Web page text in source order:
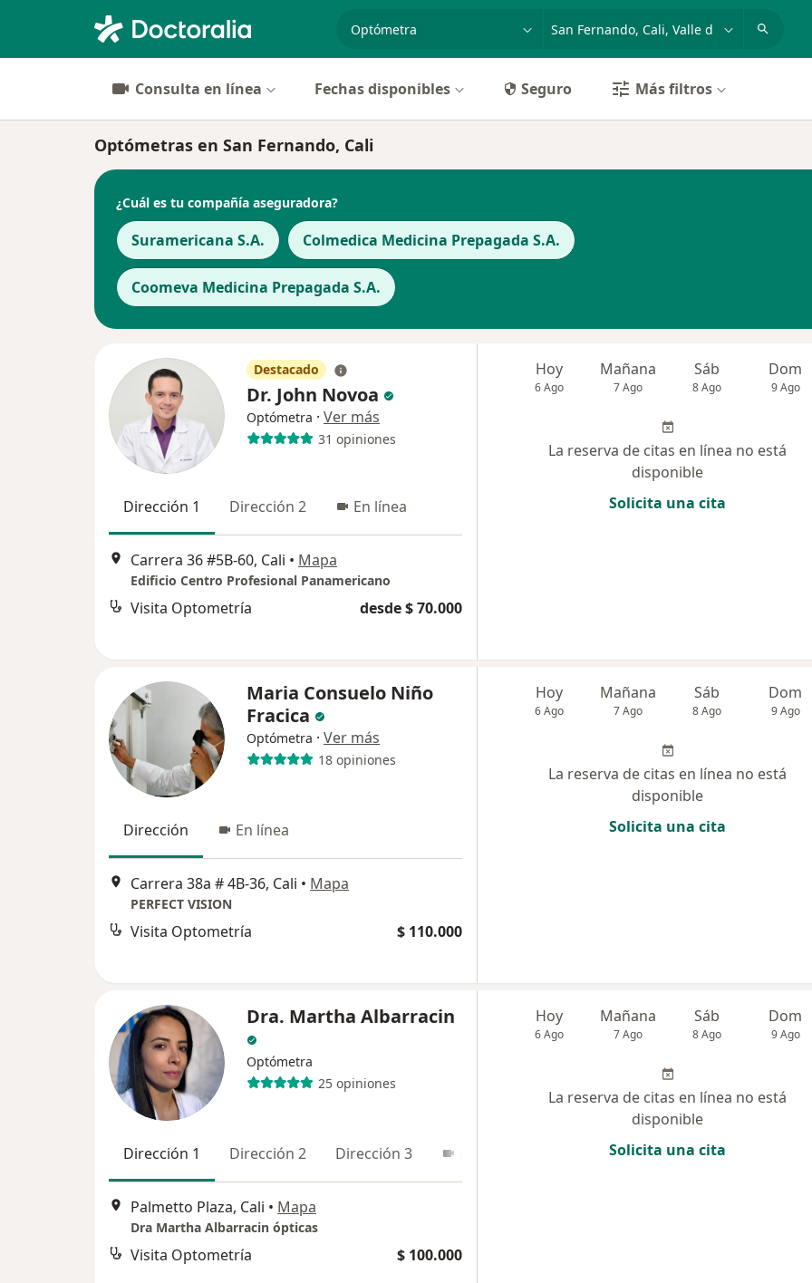
especialidad, enfermedad o nombre
Consulta en línea Fechas disponibles Seguro Más filtros
Optómetras en San Fernando, Cali
¿Cuál es tu compañía aseguradora?
Suramericana S.A. Colmedica Medicina Prepagada S.A.
Coomeva Medicina Prepagada S.A.
Destacado
Dr. John Novoa
Optómetra · Ver más
31 opiniones
Dirección 1 Dirección 2 En línea
Carrera 36 #5B-60, Cali • Mapa
Edificio Centro Profesional Panamericano
Visita Optometría desde $ 70.000
Hoy
6 Ago
Mañana
7 Ago
Sáb
8 Ago
Dom
9 Ago
La reserva de citas en línea no está
disponible
Solicita una cita
Maria Consuelo Niño
Fracica
Optómetra · Ver más
18 opiniones
Dirección En línea
Carrera 38a # 4B-36, Cali • Mapa
PERFECT VISION
Visita Optometría $ 110.000
Hoy
6 Ago
Mañana
7 Ago
Sáb
8 Ago
Dom
9 Ago
La reserva de citas en línea no está
disponible
Solicita una cita
Dra. Martha Albarracin
Optómetra
25 opiniones
Dirección 1 Dirección 2 Dirección 3
Palmetto Plaza, Cali • Mapa
Dra Martha Albarracin ópticas
Visita Optometría $ 100.000
Hoy
6 Ago
Mañana
7 Ago
Sáb
8 Ago
Dom
9 Ago
La reserva de citas en línea no está
disponible
Solicita una cita